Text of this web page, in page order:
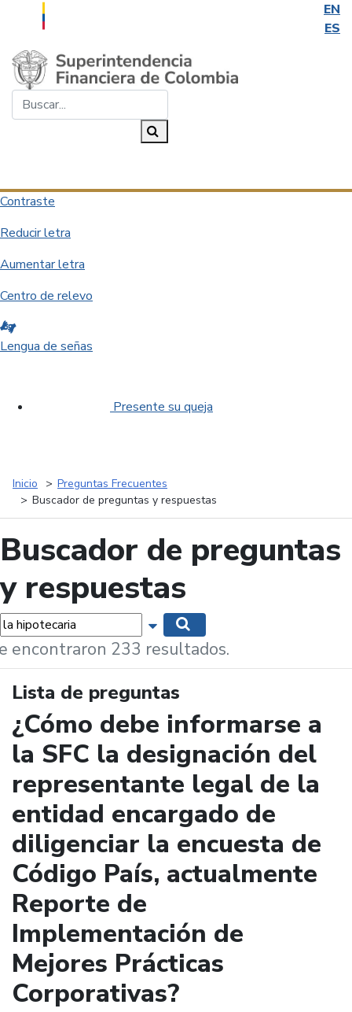
EN
ES
Saltar al contenido principal
Contraste
Reducir letra
Aumentar letra
Centro de relevo
Lengua de señas
Presente su queja
Inicio
Preguntas Frecuentes
Buscador de preguntas y respuestas
Buscador de preguntas
y respuestas
Mostrar opciones de búsqueda
encontraron 233 resultados.
Lista de preguntas
¿Cómo debe informarse a
la SFC la designación del
representante legal de la
entidad encargado de
diligenciar la encuesta de
Código País, actualmente
Reporte de
Implementación de
Mejores Prácticas
Corporativas?